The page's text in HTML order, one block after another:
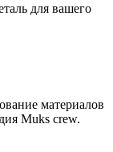
для вашего
материалов
Muks crew.